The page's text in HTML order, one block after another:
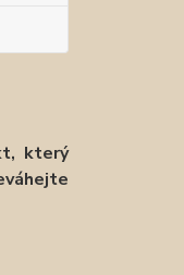
který